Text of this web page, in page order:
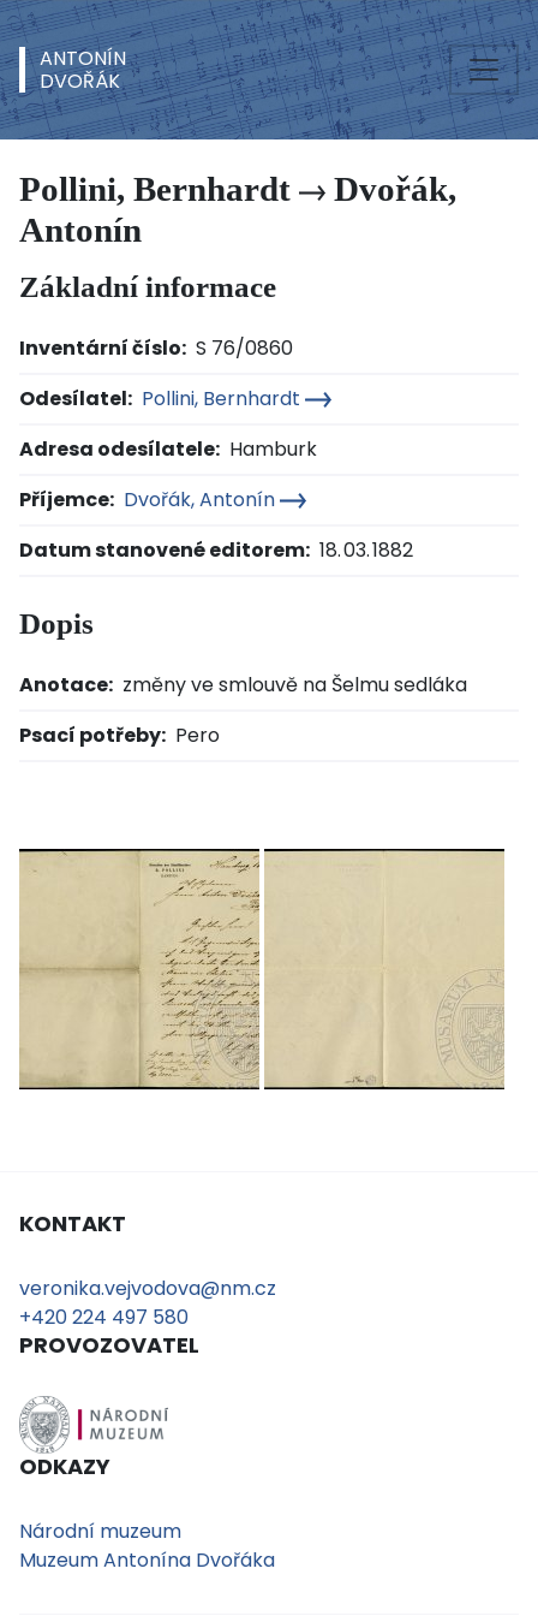
ANTONÍN
DVOŘÁK
Pollini, Bernhardt
Dvořák,
Antonín
Základní informace
Inventární číslo: S 76/0860
Odesílatel: Pollini, Bernhardt
Adresa odesílatele: Hamburk
Příjemce: Dvořák, Antonín
Datum stanovené editorem: 18. 03. 1882
Dopis
Anotace: změny ve smlouvě na Šelmu sedláka
Psací potřeby: Pero
KONTAKT
veronika.vejvodova@nm.cz
+420 224 497 580
PROVOZOVATEL
ODKAZY
Národní muzeum
Muzeum Antonína Dvořáka